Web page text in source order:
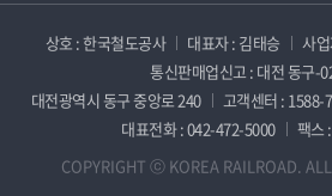
상호 : 한국철도공사 대표자 : 김태승
사
통신판매업신고 : 대전 동구-
대전광역시 동구 중앙로 240
고객센터 : 1588-
대표전화 : 042-472-5000
팩스
COPYRIGHT ⓒ KOREA RAILROAD.